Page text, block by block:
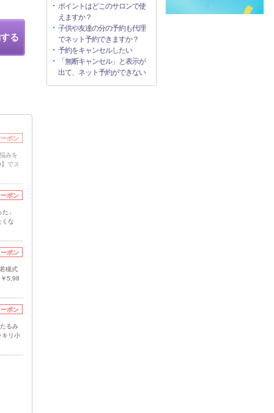
る
ポン
みを
でス
ポン
」
くな
ポン
槻式
￥5,98
ポン
るみ
キリ小
ポイントはどこのサロンで使
えますか？
子供や友達の分の予約も代理
でネット予約できますか？
予約をキャンセルしたい
「無断キャンセル」と表示が
出て、ネット予約ができない